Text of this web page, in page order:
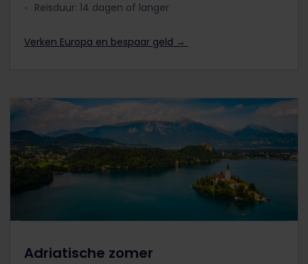
Reisduur: 14 dagen of langer
Verken Europa en bespaar geld →
Adriatische zomer